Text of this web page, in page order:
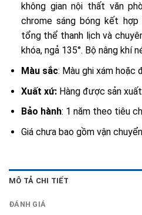
không gian nội thất văn
chrome sáng bóng kết
tổng thể thanh lịch và
khóa, ngả 135°. Bộ nâng khí
Màu sắc: Màu ghi xám hoặc
Xuất xứ:Hàng được sản
Bảo hành: 1 năm theo tiêu
Giá chưa bao gồm vận chuyển
MÔ TẢ CHI TIẾT
ĐÁNH GIÁ